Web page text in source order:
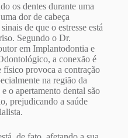
os dentes durante uma
dor de cabeça
de que o estresse está
Segundo o Dr.
em Implantodontia e
a conexão é
físico provoca a contração
na região da
o apertamento dental são
prejudicando a saúde